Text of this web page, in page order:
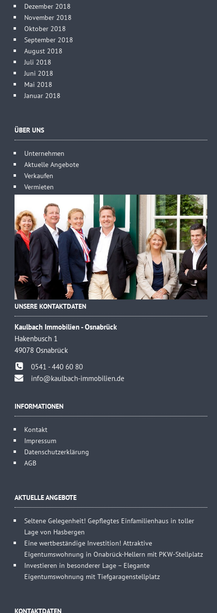
Dezember 2018
November 2018
Oktober 2018
September 2018
August 2018
Juli 2018
Juni 2018
Mai 2018
Januar 2018
ÜBER UNS
Unternehmen
Aktuelle Angebote
Verkaufen
Vermieten
UNSERE KONTAKTDATEN
Kaulbach Immobilien - Osnabrück
Hakenbusch 1
49078 Osnabrück
0541 - 440 60 80
info@kaulbach-immobilien.de
INFORMATIONEN
Kontakt
Impressum
Datenschutzerklärung
AGB
AKTUELLE ANGEBOTE
Seltene Gelegenheit! Gepflegtes Einfamilienhaus in toller
Lage von Hasbergen
Eine wertbeständige Investition! Attraktive
Eigentumswohnung in Onabrück-Hellern mit PKW-Stellplatz
Investieren in besonderer Lage – Elegante
Eigentumswohnung mit Tiefgaragenstellplatz
KONTAKTDATEN